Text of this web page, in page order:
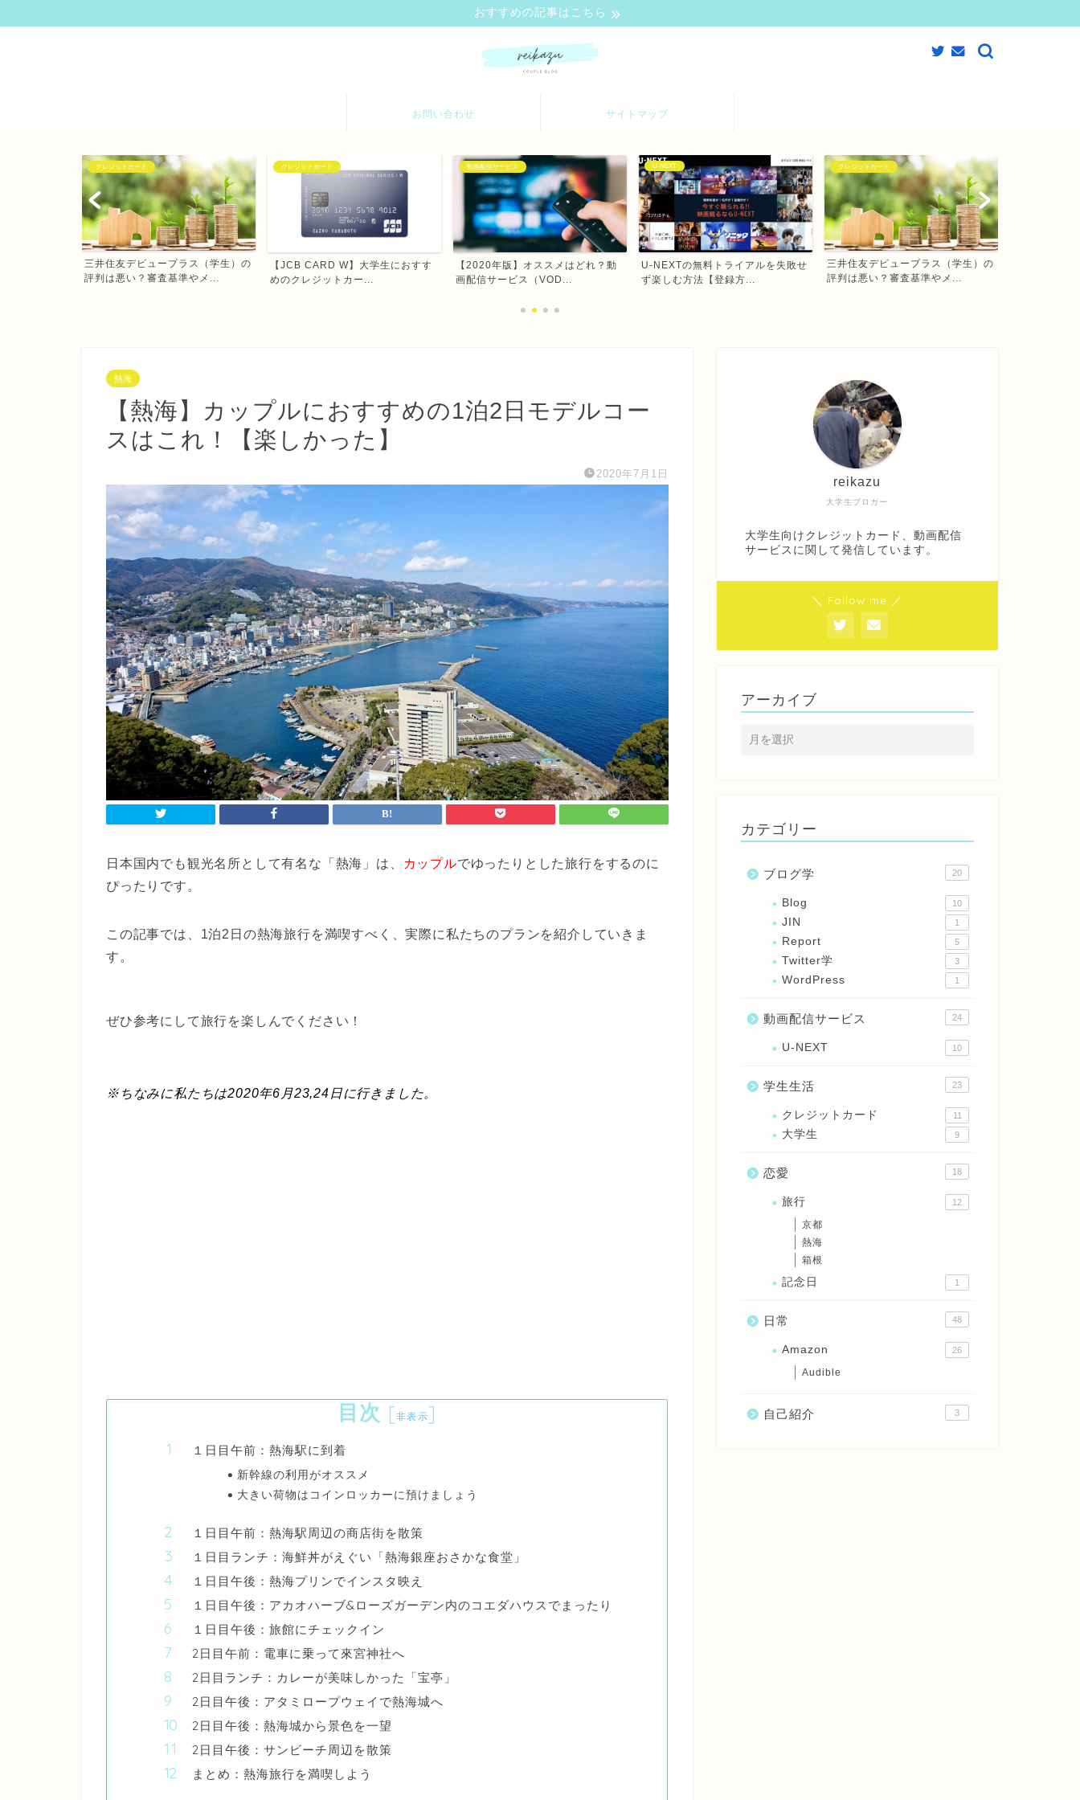
おすすめの記事はこちら
お問い合わせ サイトマップ
クレジットカード
【JCB CARD W】大学生におすす
めのクレジットカー...
動画配信サービス
【2020年版】オススメはどれ？動
画配信サービス（VOD...
U-NEXT
U-NEXTの無料トライアルを失敗せ
ず楽しむ方法【登録方...
クレジットカード
三井住友デビュープラス（学生）の
評判は悪い？審査基準やメ...
クレジットカード
【JCB CARD W】大学生におすす
めのクレジットカー...
熱海
【熱海】カップルにおすすめの1泊2日モデルコー
スはこれ！【楽しかった】
2020年7月1日
日本国内でも観光名所として有名な「熱海」は、 カップルでゆったりとした旅行をするのに
ぴったりです。
この記事では、1泊2日の熱海旅行を満喫すべく、実際に私たちのプランを紹介していきま
す。
ぜひ参考にして旅行を楽しんでください！
※ちなみに私たちは2020年6月23,24日に行きました。
目次 [非表示]
１日目午前：熱海駅に到着
新幹線の利用がオススメ
大きい荷物はコインロッカーに預けましょう
１日目午前：熱海駅周辺の商店街を散策
１日目ランチ：海鮮丼がえぐい「熱海銀座おさかな食堂」
１日目午後：熱海プリンでインスタ映え
１日目午後：アカオハーブ&ローズガーデン内のコエダハウスでまったり
１日目午後：旅館にチェックイン
2日目午前：電車に乗って來宮神社へ
2日目ランチ：カレーが美味しかった「宝亭」
2日目午後：アタミロープウェイで熱海城へ
2日目午後：熱海城から景色を一望
2日目午後：サンビーチ周辺を散策
まとめ：熱海旅行を満喫しよう
大学生ブロガー
reikazu
大学生向けクレジットカード、動画配信
サービスに関して発信しています。
＼ Follow me ／
アーカイブ
カテゴリー
ブログ学 20
Blog 10
JIN 1
Report 5
Twitter学 3
WordPress 1
動画配信サービス 24
U-NEXT 10
学生生活 23
クレジットカード 11
大学生 9
恋愛 18
旅行 12
京都
熱海
箱根
記念日 1
日常 48
Amazon 26
Audible
自己紹介 3